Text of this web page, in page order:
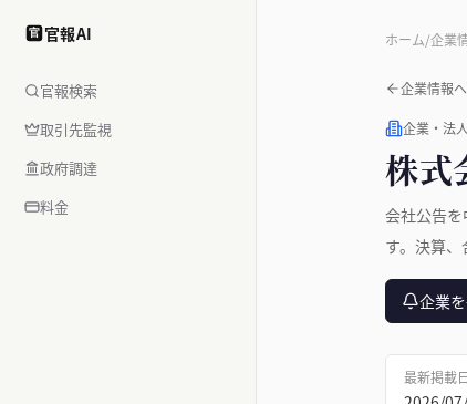
官 官報AI
官報検索
取引先監視
政府調達
料金
ホーム/企業
企業情報
企業・法人
株式
会社公告
す。決算、
企業
最新掲載日